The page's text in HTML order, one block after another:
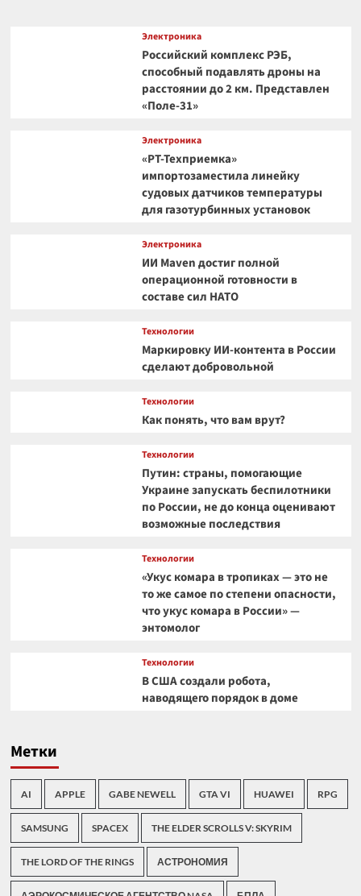
Электроника
Российский комплекс РЭБ,
способный подавлять дроны на
расстоянии до 2 км. Представлен
«Поле-31»
Электроника
«РТ-Техприемка»
импортозаместила линейку
судовых датчиков температуры
для газотурбинных установок
Электроника
ИИ Maven достиг полной
операционной готовности в
составе сил НАТО
Технологии
Маркировку ИИ-контента в России
сделают добровольной
Технологии
Как понять, что вам врут?
Технологии
Путин: страны, помогающие
Украине запускать беспилотники
по России, не до конца оценивают
возможные последствия
Технологии
«Укус комара в тропиках — это не
то же самое по степени опасности,
что укус комара в России» —
энтомолог
Технологии
В США создали робота,
наводящего порядок в доме
Метки
AI APPLE GABE NEWELL GTA VI HUAWEI RPG
SAMSUNG SPACEX THE ELDER SCROLLS V: SKYRIM
THE LORD OF THE RINGS АСТРОНОМИЯ